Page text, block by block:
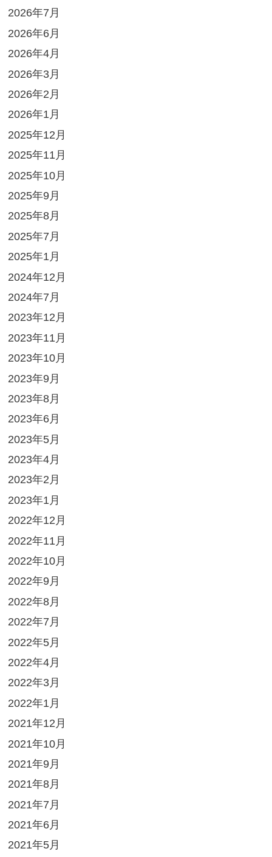
2026年7月
2026年6月
2026年4月
2026年3月
2026年2月
2026年1月
2025年12月
2025年11月
2025年10月
2025年9月
2025年8月
2025年7月
2025年1月
2024年12月
2024年7月
2023年12月
2023年11月
2023年10月
2023年9月
2023年8月
2023年6月
2023年5月
2023年4月
2023年2月
2023年1月
2022年12月
2022年11月
2022年10月
2022年9月
2022年8月
2022年7月
2022年5月
2022年4月
2022年3月
2022年1月
2021年12月
2021年10月
2021年9月
2021年8月
2021年7月
2021年6月
2021年5月